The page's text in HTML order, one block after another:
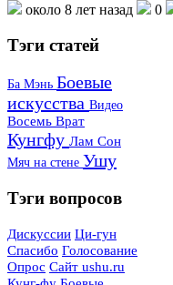
около 8 лет назад
0
Тэги статей
Ба Мэнь Боевые
искусства Видео
Восемь Врат
Кунгфу Лам Сон
Мяч на стене Ушу
Тэги вопросов
Дискуссии Ци-гун
Спасибо Голосование
Опрос Сайт ushu.ru